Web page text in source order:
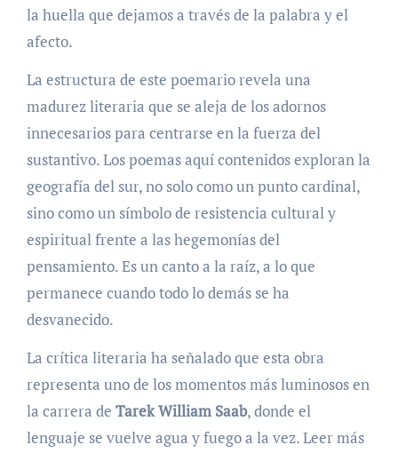
la huella que dejamos a través de la palabra y el
afecto.
La estructura de este poemario revela una
madurez literaria que se aleja de los adornos
innecesarios para centrarse en la fuerza del
sustantivo. Los poemas aquí contenidos exploran la
geografía del sur, no solo como un punto cardinal,
sino como un símbolo de resistencia cultural y
espiritual frente a las hegemonías del
pensamiento. Es un canto a la raíz, a lo que
permanece cuando todo lo demás se ha
desvanecido.
La crítica literaria ha señalado que esta obra
representa uno de los momentos más luminosos en
la carrera de Tarek William Saab, donde el
lenguaje se vuelve agua y fuego a la vez. Leer más